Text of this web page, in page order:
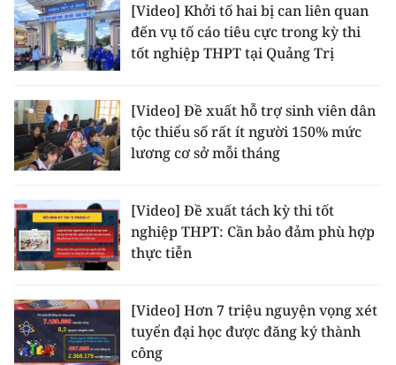
[Video] Khởi tố hai bị can liên quan
đến vụ tố cáo tiêu cực trong kỳ thi
tốt nghiệp THPT tại Quảng Trị
[Video] Đề xuất hỗ trợ sinh viên dân
tộc thiểu số rất ít người 150% mức
lương cơ sở mỗi tháng
[Video] Đề xuất tách kỳ thi tốt
nghiệp THPT: Cần bảo đảm phù hợp
thực tiễn
[Video] Hơn 7 triệu nguyện vọng xét
tuyển đại học được đăng ký thành
công